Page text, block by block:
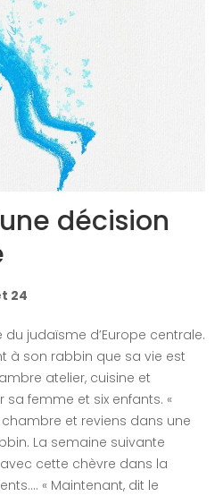
Congrès 2018
Congrès 2019
Congrès 2020
décision
24
du judaïsme d’Europe centrale.
à son rabbin que sa vie est
atelier, cuisine et
femme et six enfants. «
et reviens dans une
La semaine suivante
cette chèvre dans la
« Maintenant, dit le